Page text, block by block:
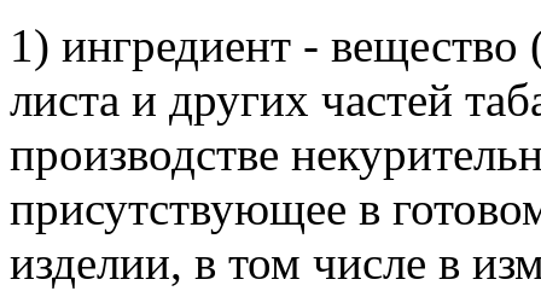
1) ингредиент - вещество
листа и других частей
производстве
присутствующее в
изделии, в том числе в